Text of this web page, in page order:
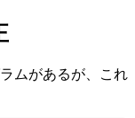
ムがあるが、これ